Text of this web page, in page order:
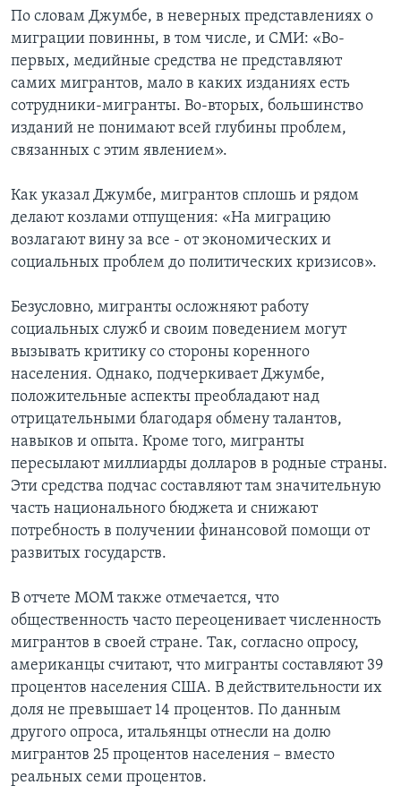
По словам Джумбе, в неверных представлениях о
миграции повинны, в том числе, и СМИ: «Во-
первых, медийные средства не представляют
самих мигрантов, мало в каких изданиях есть
сотрудники-мигранты. Во-вторых, большинство
изданий не понимают всей глубины проблем,
связанных с этим явлением».
Как указал Джумбе, мигрантов сплошь и рядом
делают козлами отпущения: «На миграцию
возлагают вину за все - от экономических и
социальных проблем до политических кризисов».
Безусловно, мигранты осложняют работу
социальных служб и своим поведением могут
вызывать критику со стороны коренного
населения. Однако, подчеркивает Джумбе,
положительные аспекты преобладают над
отрицательными благодаря обмену талантов,
навыков и опыта. Кроме того, мигранты
пересылают миллиарды долларов в родные страны.
Эти средства подчас составляют там значительную
часть национального бюджета и снижают
потребность в получении финансовой помощи от
развитых государств.
В отчете МОМ также отмечается, что
общественность часто переоценивает численность
мигрантов в своей стране. Так, согласно опросу,
американцы считают, что мигранты составляют 39
процентов населения США. В действительности их
доля не превышает 14 процентов. По данным
другого опроса, итальянцы отнесли на долю
мигрантов 25 процентов населения – вместо
реальных семи процентов.